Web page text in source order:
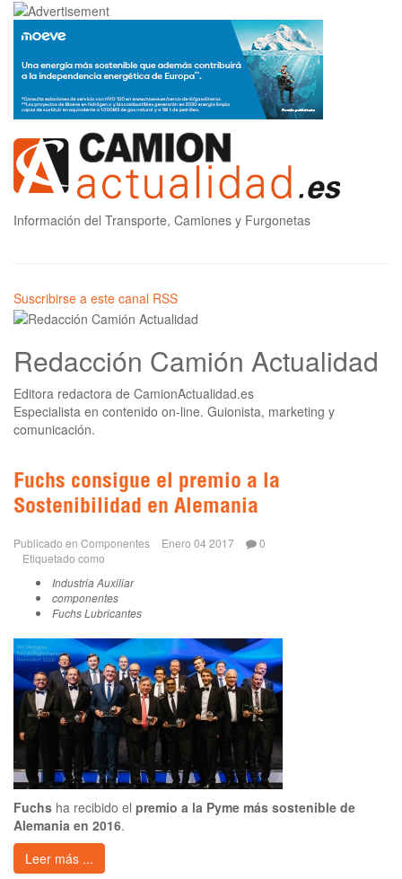
Información del Transporte, Camiones y Furgonetas
Suscribirse a este canal RSS
Redacción Camión Actualidad
Editora redactora de CamionActualidad.es
Especialista en contenido on-line. Guionista, marketing y
comunicación.
Fuchs consigue el premio a la
Sostenibilidad en Alemania
Publicado en Componentes Enero 04 2017
0
Etiquetado como
Industria Auxiliar
componentes
Fuchs Lubricantes
Fuchs ha recibido el premio a la Pyme más sostenible de
Alemania en 2016.
Leer más ...